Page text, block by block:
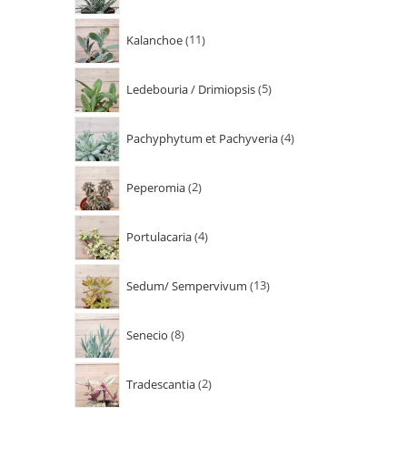
Kalanchoe 11
Ledebouria / Drimiopsis 5
Pachyphytum et Pachyveria 4
Peperomia 2
Portulacaria 4
Sedum/ Sempervivum 13
Senecio 8
Tradescantia 2